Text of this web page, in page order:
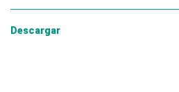
Descargar